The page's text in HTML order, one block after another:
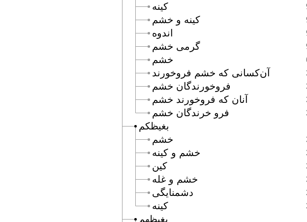
بغيظكم
بغيظهم
كينه
كينه و خشم
اندوه
گرمى خشم
خشم
آن‌كسانى كه خشم فروخورند
فروخورندگان خشم
آنان كه فروخورند خشم
فرو خرندگان خشم
خشم
خشم و كينه
كين
خشم و غله
دشمنايگى
كينه